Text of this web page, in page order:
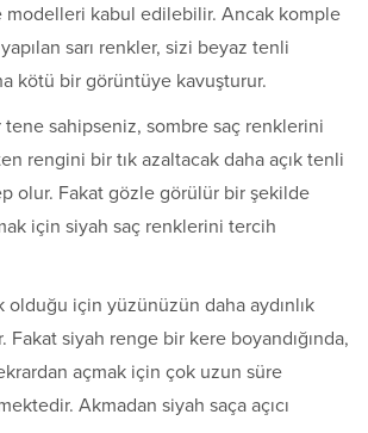
modelleri kabul edilebilir. Ancak komple
sarı renkler, sizi beyaz tenli
kötü bir görüntüye kavuşturur.
tene sahipseniz, sombre saç renklerini
rengini bir tık azaltacak daha açık tenli
olur. Fakat gözle görülür bir şekilde
için siyah saç renklerini tercih
olduğu için yüzünüzün daha aydınlık
Fakat siyah renge bir kere boyandığında,
açmak için çok uzun süre
Akmadan siyah saça açıcı